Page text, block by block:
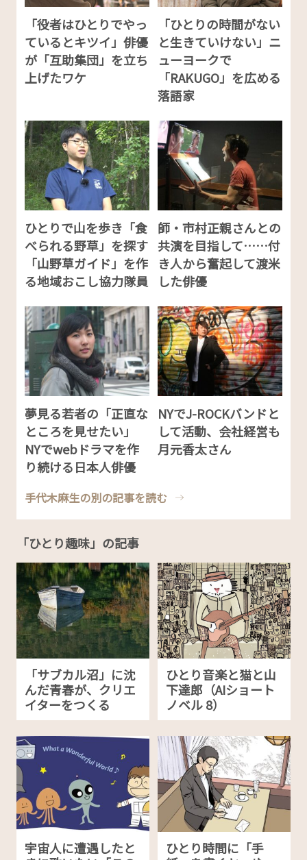
「役者はひとりでやっ
ているとキツイ」俳優
が「互助集団」を立ち
上げたワケ
「ひとりの時間がない
と生きていけない」ニ
ューヨークで
「RAKUGO」を広める
落語家
ひとりで山を歩き「食
べられる野草」を探す
「山野草ガイド」を作
る地域おこし協力隊員
師・市村正親さんとの
共演を目指して……付
き人から奮起して渡米
した俳優
夢見る若者の「正直な
ところを見せたい」
NYでwebドラマを作
り続ける日本人俳優
NYでJ-ROCKバンドと
して活動、会社経営も
月元香太さん
手代木麻生の別の記事を読む
「ひとり趣味」の記事
「サブカル沼」に沈
んだ青春が、クリエ
イターをつくる
ひとり音楽と猫と山
下達郎（AIショート
ノベル 8）
宇宙人に遭遇したと
ひとり時間に「手